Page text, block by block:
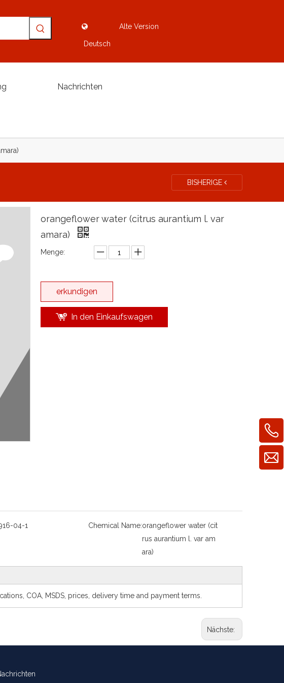
Deutsch
Alte Version
Nachrichten
BISHERIGE
orangeflower water (citrus aurantium l. var
amara)
Menge:
erkundigen
In den Einkaufswagen
04-1 Chemical Name:orangeflower water (cit
rus aurantium l. var am
ara)
COA, MSDS, prices, delivery time and payment terms.
Nächste: